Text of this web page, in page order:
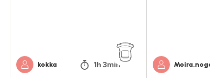
kokka 1h 3min